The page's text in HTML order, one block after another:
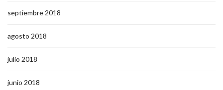
septiembre 2018
agosto 2018
julio 2018
junio 2018